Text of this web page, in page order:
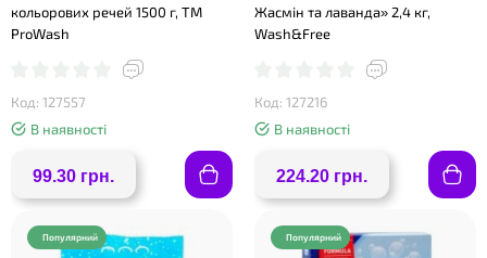
кольорових речей 1500 г, ТМ
ProWash
Код: 127557
В наявності
99.30 грн.
Жасмін та лаванда» 2,4 кг,
Wash&Free
Код: 127216
В наявності
224.20 грн.
Популярний Популярний
❤